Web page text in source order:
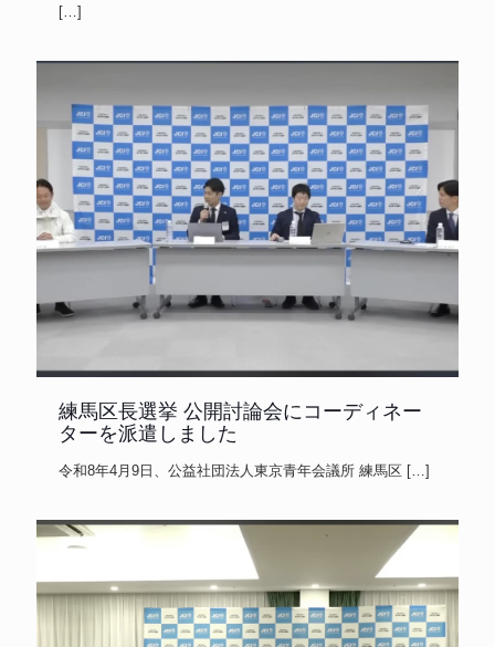
[…]
練馬区長選挙 公開討論会にコーディネー
ターを派遣しました
令和8年4月9日、公益社団法人東京青年会議所 練馬区 […]